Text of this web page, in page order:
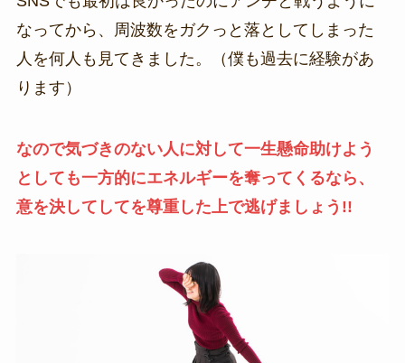
なってから、周波数をガクっと落としてしまった
人を何人も見てきました。（僕も過去に経験があ
ります）
なので気づきのない人に対して一生懸命助けよう
としても一方的にエネルギーを奪ってくるなら、
意を決してしてを尊重した上で逃げましょう!!